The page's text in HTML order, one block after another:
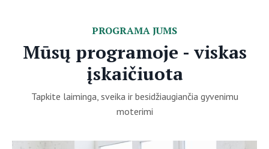
PROGRAMA JUMS
Mūsų programoje - viskas
įskaičiuota
Tapkite laiminga, sveika ir besidžiaugiančia gyvenimu
moterimi